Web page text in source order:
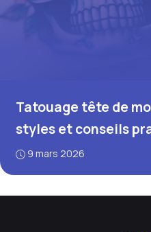
Tatouage tête de
styles et conseils
9 mars 2026